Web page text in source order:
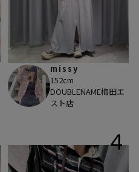
missy
152cm
DOUBLENAME梅田エ
スト店
4